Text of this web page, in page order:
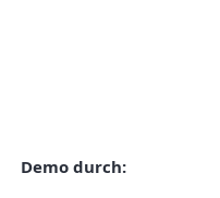
Demo durch: